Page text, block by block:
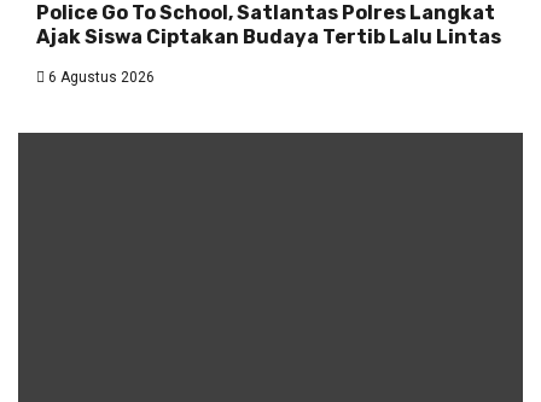
Police Go To School, Satlantas Polres Langkat
Ajak Siswa Ciptakan Budaya Tertib Lalu Lintas
6 Agustus 2026